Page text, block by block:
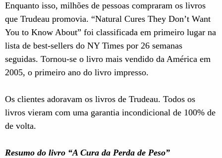
Enquanto isso, milhões de pessoas compraram os livros
que Trudeau promovia. “Natural Cures They Don’t Want
You to Know About” foi classificada em primeiro lugar na
lista de best-sellers do NY Times por 26 semanas
seguidas. Tornou-se o livro mais vendido da América em
2005, o primeiro ano do livro impresso.
Os clientes adoravam os livros de Trudeau. Todos os
livros vieram com uma garantia incondicional de 100% de
de volta.
Resumo do livro “A Cura da Perda de Peso”